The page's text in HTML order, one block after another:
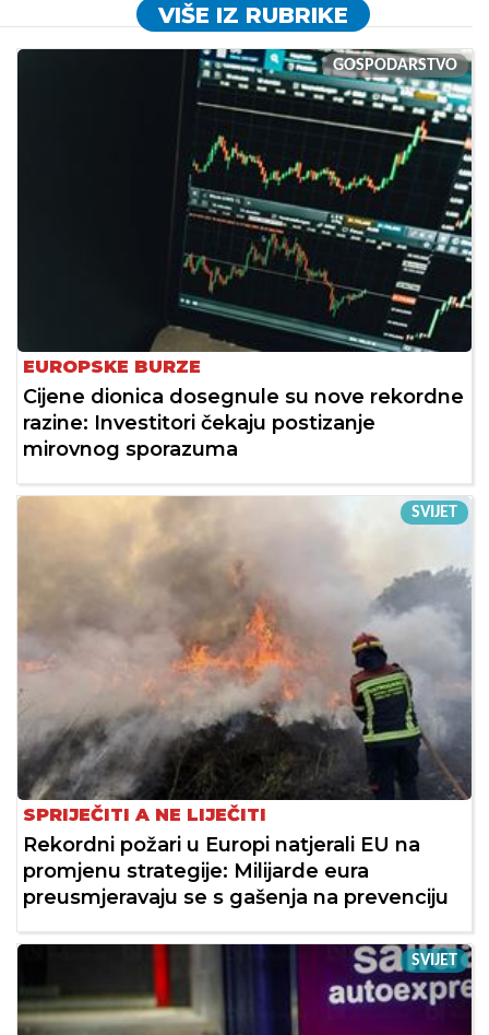
VIŠE IZ RUBRIKE
GOSPODARSTVO
EUROPSKE BURZE
Cijene dionica dosegnule su nove rekordne
razine: Investitori čekaju postizanje
mirovnog sporazuma
SVIJET
SPRIJEČITI A NE LIJEČITI
Rekordni požari u Europi natjerali EU na
promjenu strategije: Milijarde eura
preusmjeravaju se s gašenja na prevenciju
SVIJET